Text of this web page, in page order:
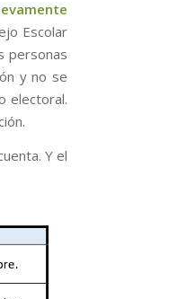
Escolar
personas
y no se
electoral.
Y el